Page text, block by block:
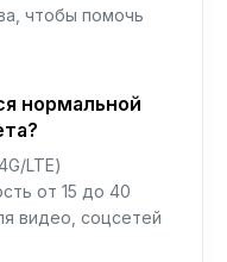
чтобы помочь
нормальной
LTE)
от 15 до 40
видео, соцсетей